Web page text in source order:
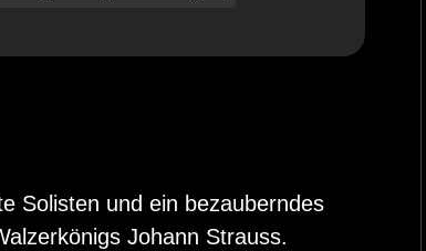
Solisten und ein bezauberndes
Johann Strauss.